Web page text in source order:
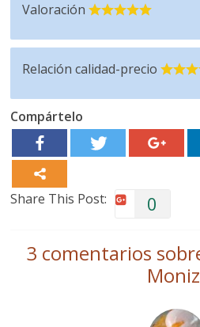
Valoración
Relación calidad-precio
Compártelo
Share This Post: 0
3 comentarios
Moniz